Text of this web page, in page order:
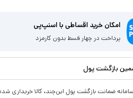
امکان خرید اقساطی با اسنپ‌پی
پرداخت در چهار قسط بدون کارمزد
بازگشت پول
ضمانت بازگشت پول این‌چند، کالا خریداری شده